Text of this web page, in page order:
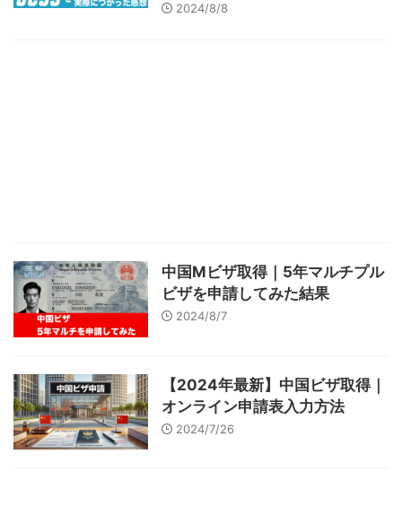
2024/8/8
中国Mビザ取得｜5年マルチプル
ビザを申請してみた結果
2024/8/7
【2024年最新】中国ビザ取得｜
オンライン申請表入力方法
2024/7/26